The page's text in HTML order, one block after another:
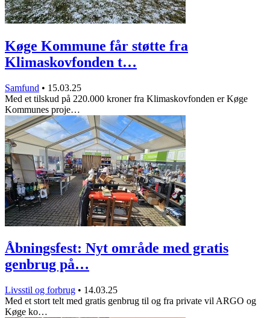
Køge Kommune får støtte fra
Klimaskovfonden t…
Samfund • 15.03.25
Med et tilskud på 220.000 kroner fra Klimaskovfonden er Køge
Kommunes proje…
Åbningsfest: Nyt område med gratis
genbrug på…
Livsstil og forbrug • 14.03.25
Med et stort telt med gratis genbrug til og fra private vil ARGO og
Køge ko…